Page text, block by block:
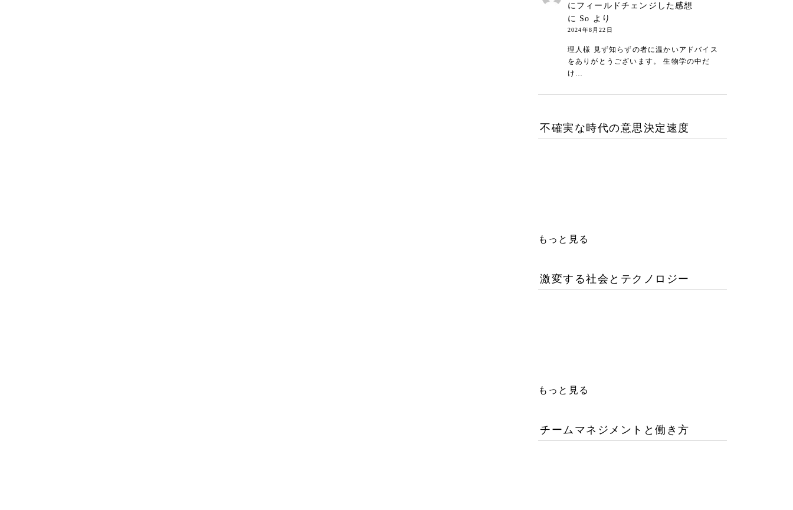
にフィールドチェンジした感想
に So より
2024年8月22日
理人様 見ず知らずの者に温かいアドバイス
をありがとうございます。 生物学の中だ
け…
不確実な時代の意思決定速度
もっと見る
激変する社会とテクノロジー
もっと見る
チームマネジメントと働き方